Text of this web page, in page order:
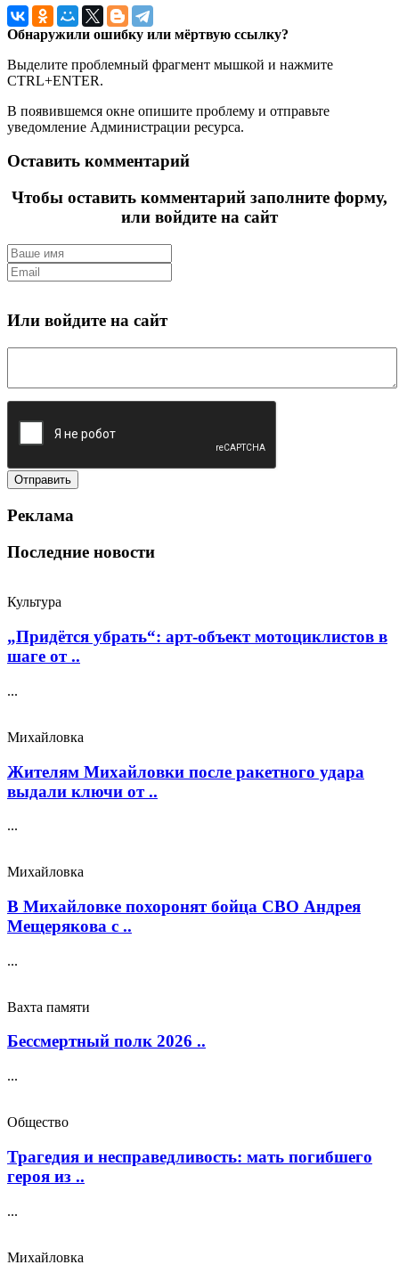
Обнаружили ошибку или мёртвую ссылку?
Выделите проблемный фрагмент мышкой и нажмите
CTRL+ENTER.
В появившемся окне опишите проблему и отправьте
уведомление Администрации ресурса.
Оставить комментарий
Чтобы оставить комментарий заполните форму,
или войдите на сайт
Или войдите на сайт
Реклама
Последние новости
Культура
„Придётся убрать“: арт‑объект мотоциклистов в
шаге от ..
...
Михайловка
Жителям Михайловки после ракетного удара
выдали ключи от ..
...
Михайловка
В Михайловке похоронят бойца СВО Андрея
Мещерякова с ..
...
Вахта памяти
Бессмертный полк 2026 ..
...
Общество
Трагедия и несправедливость: мать погибшего
героя из ..
...
Михайловка